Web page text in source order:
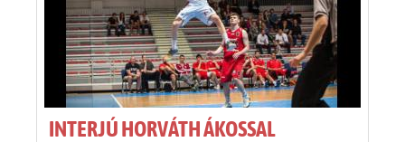
INTERJÚ HORVÁTH ÁKOSSAL